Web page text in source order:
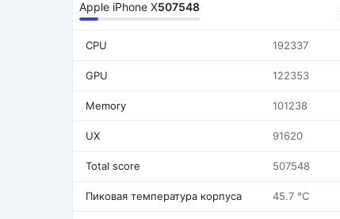
Apple iPhone X507548
CPU 192337
GPU 122353
Memory 101238
UX 91620
Total score 507548
Пиковая температура корпуса 45.7 °C